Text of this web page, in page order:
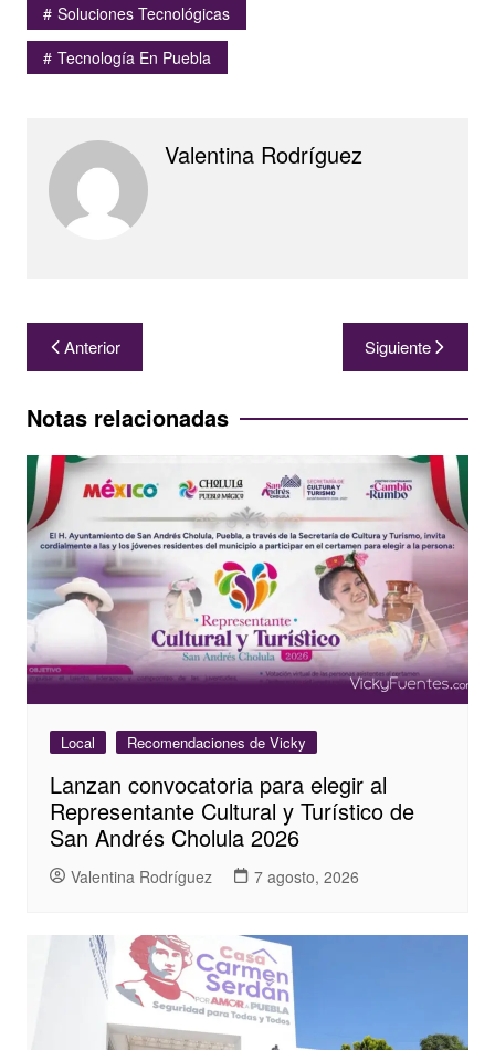
Soluciones Tecnológicas
Tecnología En Puebla
Valentina Rodríguez
Navegación
de
entradas
Anterior Siguiente
Notas relacionadas
Local Recomendaciones de Vicky
Lanzan convocatoria para elegir al
Representante Cultural y Turístico de
San Andrés Cholula 2026
Valentina Rodríguez 7 agosto, 2026